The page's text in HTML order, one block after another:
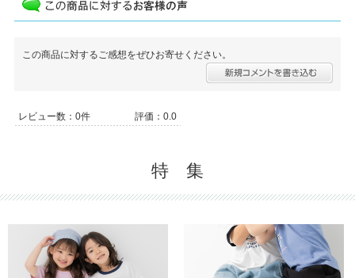
この商品に対するご感想をぜひお寄せください。
レビュー数：0件 評価：0.0
特 集